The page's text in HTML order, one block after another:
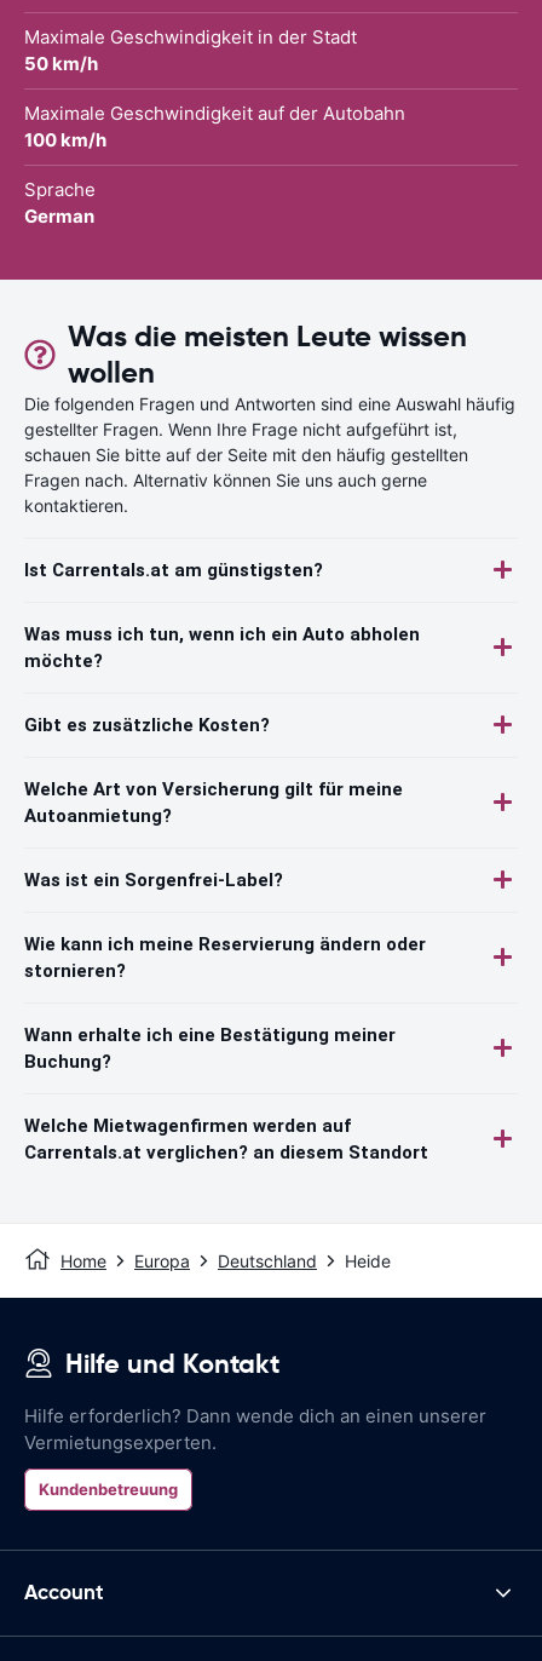
Maximale Geschwindigkeit in der Stadt
50 km/h
Maximale Geschwindigkeit auf der Autobahn
100 km/h
Sprache
German
Was die meisten Leute wissen
wollen
Die folgenden Fragen und Antworten sind eine Auswahl häufig
gestellter Fragen. Wenn Ihre Frage nicht aufgeführt ist,
schauen Sie bitte auf der Seite mit den häufig gestellten
Fragen nach. Alternativ können Sie uns auch gerne
kontaktieren.
Ist Carrentals.at am günstigsten?
Was muss ich tun, wenn ich ein Auto abholen
möchte?
Gibt es zusätzliche Kosten?
Welche Art von Versicherung gilt für meine
Autoanmietung?
Was ist ein Sorgenfrei-Label?
Wie kann ich meine Reservierung ändern oder
stornieren?
Wann erhalte ich eine Bestätigung meiner
Buchung?
Welche Mietwagenfirmen werden auf
Carrentals.at verglichen? an diesem Standort
Home Europa Deutschland Heide
Hilfe und Kontakt
Hilfe erforderlich? Dann wende dich an einen unserer
Vermietungsexperten.
Kundenbetreuung
Account